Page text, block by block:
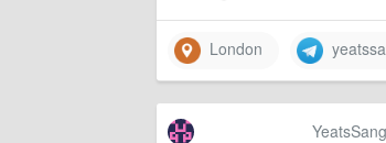
London
YeatsSang